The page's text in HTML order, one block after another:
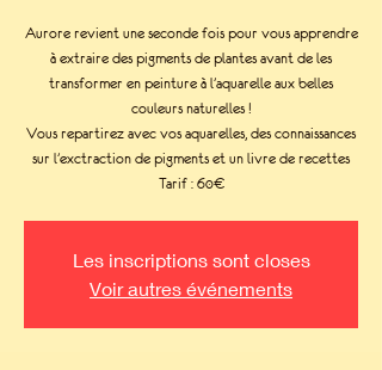
Aurore revient une seconde fois pour vous apprendre
à extraire des pigments de plantes avant de les
transformer en peinture à l'aquarelle aux belles
couleurs naturelles !
Vous repartirez avec vos aquarelles, des connaissances
sur l'exctraction de pigments et un livre de recettes
Tarif : 60€
Les inscriptions sont closes
Voir autres événements